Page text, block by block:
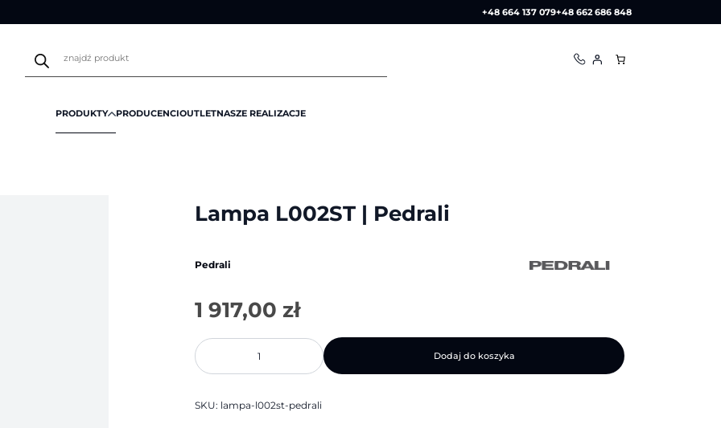
+48 664 137 079+48 662 686 848
produktów
PRODUKTY PRODUCENCIOUTLETNASZE REALIZACJE
Lampa L002ST | Pedrali
Pedrali
1 917,00 zł
ilość
Lampa
L002ST
Dodaj do koszyka
SKU: lampa-l002st-pedrali